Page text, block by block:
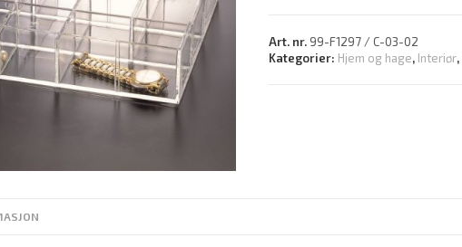
Art. nr. 99-F1297 / C-03-02
Kategorier: Hjem og hage, Interiør,